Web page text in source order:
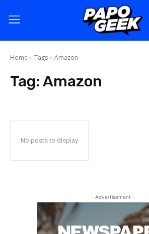
Home Tags Amazon
Tag: Amazon
No posts to display
- Advertisement -